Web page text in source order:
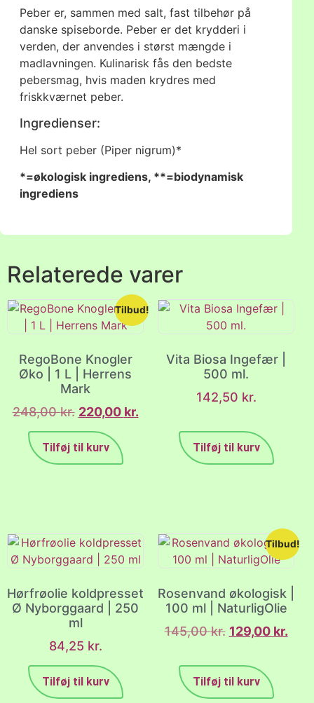
Peber er, sammen med salt, fast tilbehør på
danske spiseborde. Peber er det krydderi i
verden, der anvendes i størst mængde i
madlavningen. Kulinarisk fås den bedste
pebersmag, hvis maden krydres med
friskkværnet peber.
Ingredienser:
Hel sort peber (Piper nigrum)*
*=økologisk ingrediens, **=biodynamisk
ingrediens
Relaterede varer
Tilbud!
RegoBone Knogler
Øko | 1 L | Herrens
Mark
248,00kr. 220,00 kr.
Tilføj til kurv
Vita Biosa Ingefær |
500 ml.
142,50 kr.
Tilføj til kurv
Hørfrøolie koldpresset
Ø Nyborggaard | 250
ml
84,25 kr.
Tilføj til kurv
Tilbud!
Rosenvand økologisk |
100 ml | NaturligOlie
145,00kr. 129,00 kr.
Tilføj til kurv